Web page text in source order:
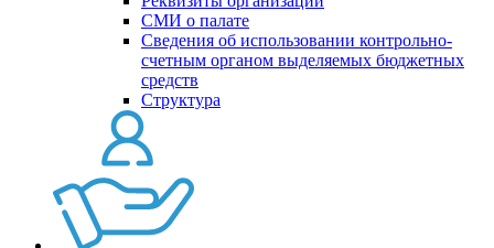
СМИ о палате
Сведения об использовании контрольно-
счетным органом выделяемых бюджетных
средств
Структура